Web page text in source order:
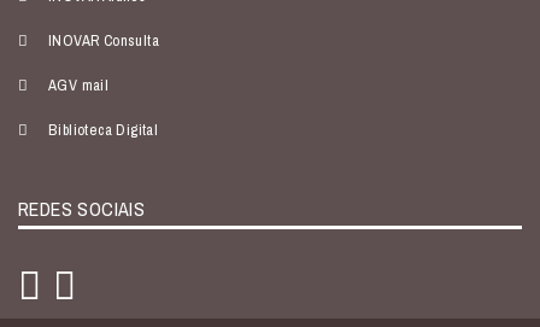
INOVAR Consulta
AGV mail
Biblioteca Digital
REDES SOCIAIS